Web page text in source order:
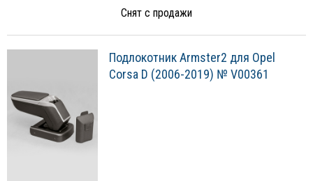
Снят с продажи
Подлокотник Armster2 для Opel
Corsa D (2006-2019) № V00361